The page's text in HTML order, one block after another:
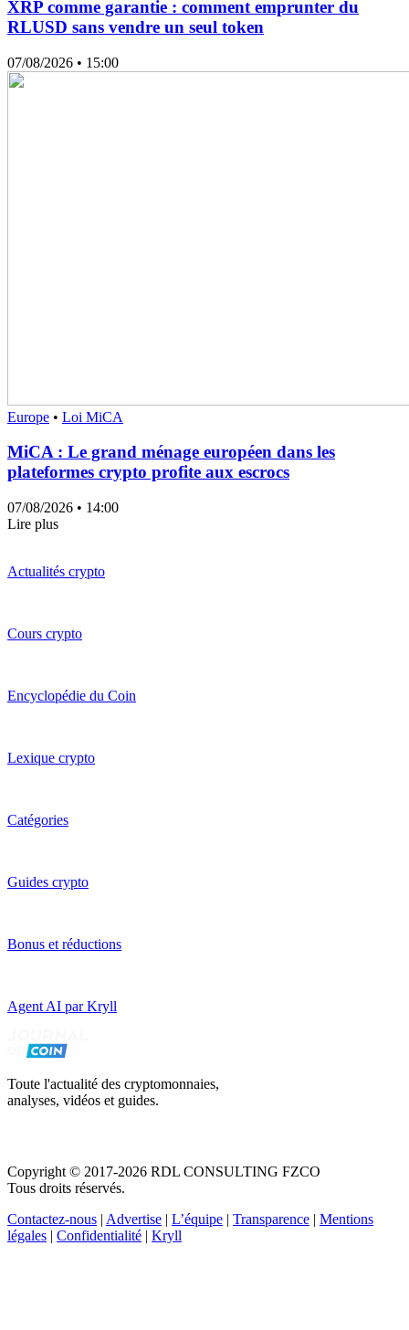
XRP comme garantie : comment emprunter du
RLUSD sans vendre un seul token
07/08/2026 • 15:00
Europe • Loi MiCA
MiCA : Le grand ménage européen dans les
plateformes crypto profite aux escrocs
07/08/2026 • 14:00
Lire plus
Actualités crypto
Cours crypto
Encyclopédie du Coin
Lexique crypto
Catégories
Guides crypto
Bonus et réductions
Agent AI par Kryll
Toute l'actualité des cryptomonnaies,
analyses, vidéos et guides.
Copyright © 2017-2026 RDL CONSULTING FZCO
Tous droits réservés.
Contactez-nous | Advertise | L’équipe | Transparence | Mentions
légales | Confidentialité | Kryll